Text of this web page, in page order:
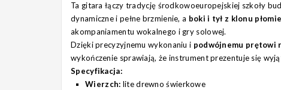
Ta gitara łączy tradycję środkowoeuropejskiej szkoły
dynamiczne i pełne brzmienie, a boki i tył z klonu
akompaniamentu wokalnego i gry solowej.
Dzięki precyzyjnemu wykonaniu i podwójnemu prętowi
wykończenie sprawiają, że instrument prezentuje się
Specyfikacja:
Wierzch: lite drewno świerkowe